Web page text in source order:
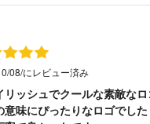
08/にレビュー済み
リッシュでクールな素敵な
意味にぴったりなロゴでし